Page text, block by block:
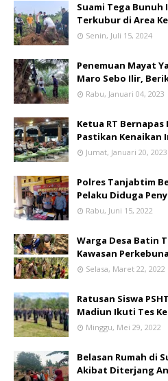
Suami Tega
Terkubur di Area
Senin, Juli 15, 2024
Penemuan Mayat
Maro Sebo Ilir,
Rabu, Januari 04, 2023
Ketua RT
Pastikan Kenaikan
Jumat, Januari 20, 2023
Polres Tanjabtim
Pelaku Diduga
Rabu, Juni 15, 2022
Warga Desa Batin
Kawasan
Selasa, Maret 22, 2022
Ratusan Siswa
Madiun Ikuti Tes
Minggu, Mei 29, 2022
Belasan Rumah di
Akibat Diterjang